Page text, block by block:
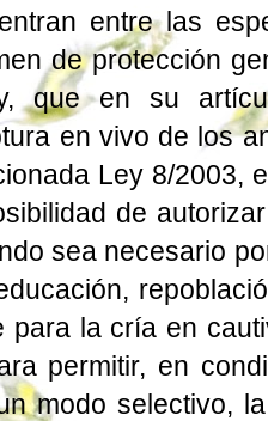
entre las
de protección
que en su
en vivo de los
Ley 8/2003,
de
sea necesario
para la cría en
permitir, en
modo selectivo,